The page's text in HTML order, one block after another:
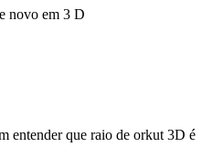
novo em 3 D
entender que raio de orkut 3D é